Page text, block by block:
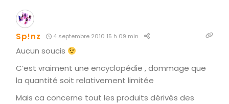
Sp!nz 4 septembre 2010 15 h 09 min
Aucun soucis
C’est vraiment une encyclopédie , dommage que
la quantité soit relativement limitée
Mais ca concerne tout les produits dérivés des